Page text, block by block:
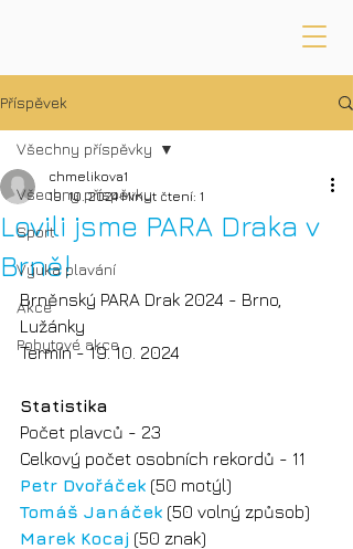
Příspěvek
Všechny příspěvky
Sport
Výuka plavání
Akce
Pobytové akce
Všechny příspěvky
Lovili jsme PARA Draka v
Brně!
chmelikova1
19. 10. 2024 Minut čtení: 1
Brněnský PARA Drak 2024 - Brno,
Lužánky
Termín - 19. 10. 2024
Statistika
Počet plavců - 23
Celkový počet osobních rekordů - 11
Petr Dvořáček (50 motýl)
Tomáš Janáček (50 volný způsob)
Marek Kocaj (50 znak)